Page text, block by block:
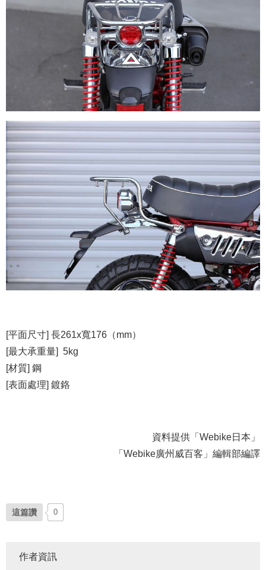
[平面尺寸] 長261x寬176（mm）
[最大承重量] 5kg
[材質] 鋼
[表面處理] 鍍鉻
資料提供「Webike日本」
「Webike廣州威百客」編輯部編譯
這篇讚 0
作者資訊